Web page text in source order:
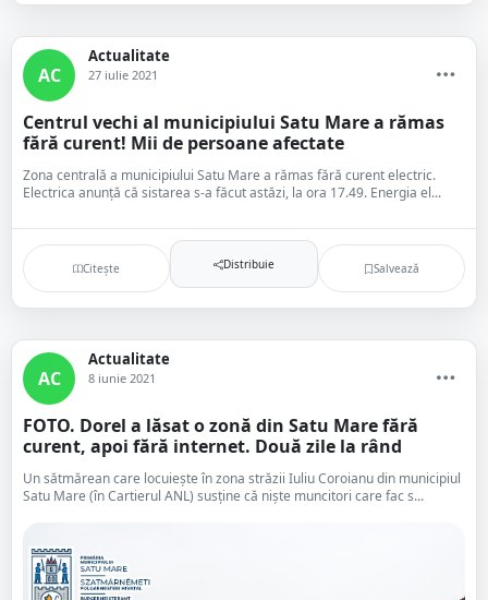
AC
Actualitate
27 iulie 2021
Centrul vechi al municipiului Satu Mare a rămas
fără curent! Mii de persoane afectate
Zona centrală a municipiului Satu Mare a rămas fără curent electric.
Electrica anunță că sistarea s-a făcut astăzi, la ora 17.49. Energia el...
Citește Distribuie Salvează
AC
Actualitate
8 iunie 2021
FOTO. Dorel a lăsat o zonă din Satu Mare fără
curent, apoi fără internet. Două zile la rând
Un sătmărean care locuiește în zona străzii Iuliu Coroianu din municipiul
Satu Mare (în Cartierul ANL) susține că niște muncitori care fac s...